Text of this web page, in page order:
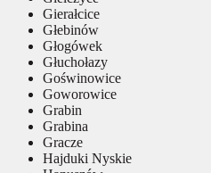
Gierałcice
Głebinów
Głogówek
Głuchołazy
Goświnowice
Goworowice
Grabin
Grabina
Gracze
Hajduki Nyskie